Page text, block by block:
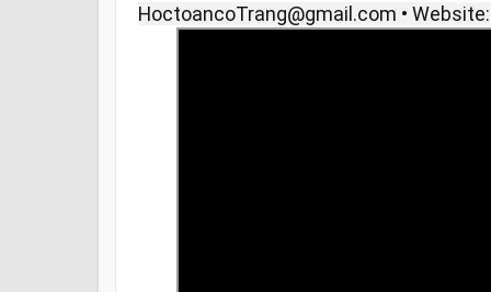
HoctoancoTrang@gmail.com •